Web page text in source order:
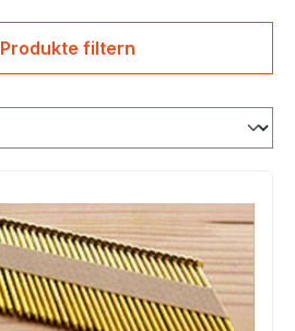
Produkte filtern